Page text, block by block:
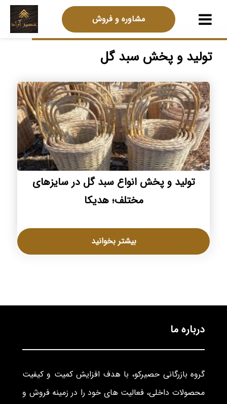
مشاوره و فروش
تولید و پخش سبد گل
تولید و پخش انواع سبد گل در سایزهای
مختلف؛ هدیکا
بیشتر بخوانید
درباره ما
گروه بازرگانی حصیرکو، با هدف افزایش کمیت و کیفیت
محصولات داخلی، فعالیت های خود را در زمینه فروش و